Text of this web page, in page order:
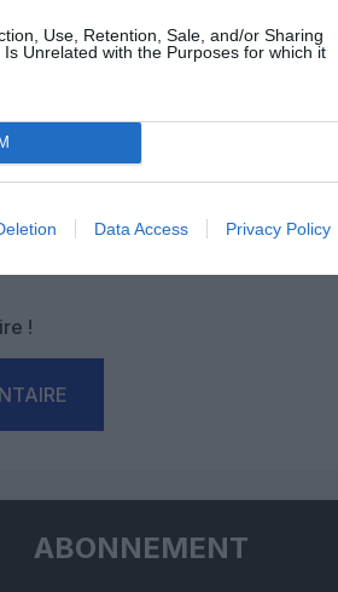
Use, Retention, Sale, and/or Sharing
Unrelated with the Purposes for which it
Data Access Privacy Policy
Twitter PinterestLinkedInEmail Print
!
ABONNEMENT